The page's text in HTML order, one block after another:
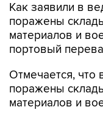
Как заявили в
поражены
материалов и
портовый
Отмечается, что
поражены
материалов и